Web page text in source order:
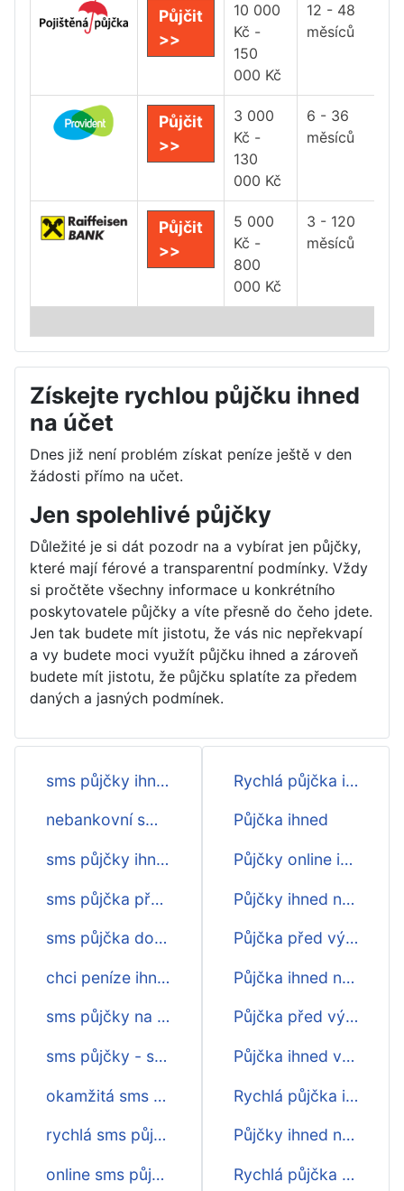
Půjčit
>>
10 000
Kč -
150
000 Kč
12 - 48
měsíců
Půjčit
>>
3 000
Kč -
130
000 Kč
6 - 36
měsíců
Půjčit
>>
5 000
Kč -
800
000 Kč
3 - 120
měsíců
Získejte rychlou půjčku ihned
na účet
Dnes již není problém získat peníze ještě v den
žádosti přímo na učet.
Jen spolehlivé půjčky
Důležité je si dát pozodr na a vybírat jen půjčky,
které mají férové a transparentní podmínky. Vždy
si pročtěte všechny informace u konkrétního
poskytovatele půjčky a víte přesně do čeho jdete.
Jen tak budete mít jistotu, že vás nic nepřekvapí
a vy budete moci využít půjčku ihned a zároveň
budete mít jistotu, že půjčku splatíte za předem
daných a jasných podmínek.
sms půjčky ihned na účet
nebankovní sms půjčky - přehed
sms půjčky ihned
sms půjčka před výplatou
sms půjčka do výplaty
chci peníze ihned
sms půjčky na účet
sms půjčky - srovnání
okamžitá sms půjčka
rychlá sms půjčka ihned na účtě
online sms půjčky ihned na účet
Rychlá půjčka ihned na účtě
Půjčka ihned
Půjčky online ihned na účet
Půjčky ihned na účet
Půjčka před výplatou ihned na účet
Půjčka ihned na účet
Půjčka před výplatou ihned
Půjčka ihned v hotovosti na ruku
Rychlá půjčka ihned
Půjčky ihned na ruku
Rychlá půjčka nebankovní online ihned